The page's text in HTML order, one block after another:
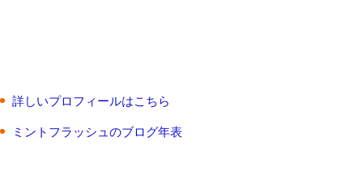
詳しいプロフィールはこちら
ミントフラッシュのブログ年表